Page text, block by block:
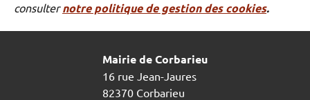
consulternotre politique de gestion des cookies.
Mairie de Corbarieu
16 rue Jean-Jaures
82370 Corbarieu